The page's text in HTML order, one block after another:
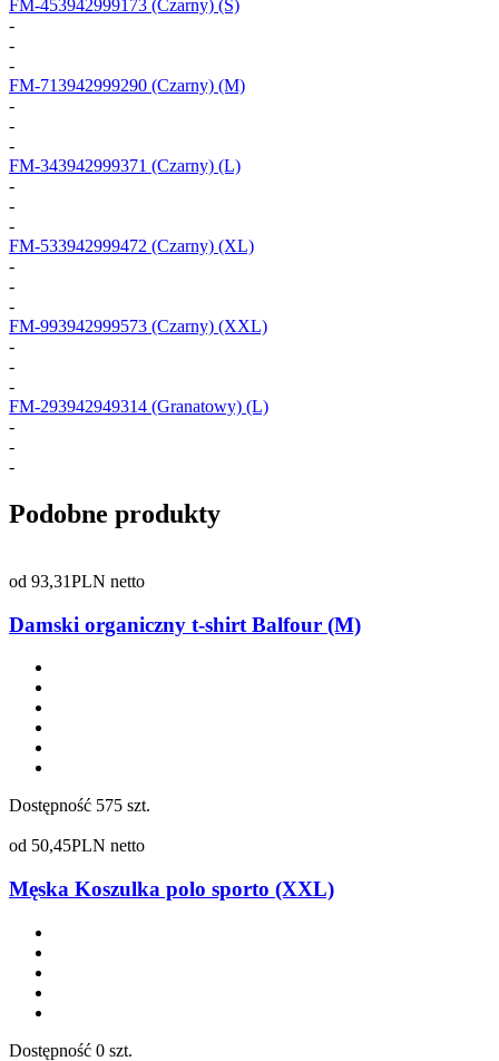
FM-453942999173 (Czarny) (S)
-
-
-
FM-713942999290 (Czarny) (M)
-
-
-
FM-343942999371 (Czarny) (L)
-
-
-
FM-533942999472 (Czarny) (XL)
-
-
-
FM-993942999573 (Czarny) (XXL)
-
-
-
FM-293942949314 (Granatowy) (L)
-
-
-
Podobne produkty
od 93,31PLN netto
Damski organiczny t-shirt Balfour (M)
Dostępność 575 szt.
od 50,45PLN netto
Męska Koszulka polo sporto (XXL)
Dostępność 0 szt.